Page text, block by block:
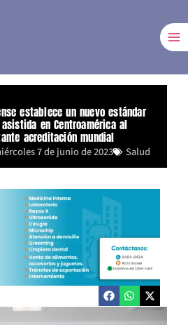
establece un nuevo estándar
en Centroamérica al
acreditación mundial
7 de junio de 2023 Salud